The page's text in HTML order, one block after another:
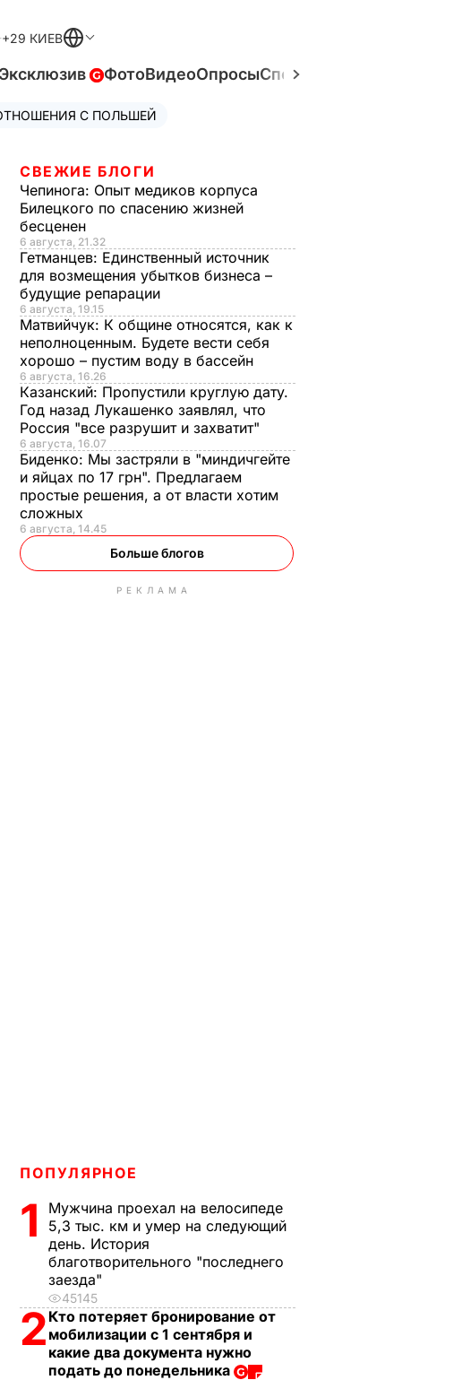
+29 КИЕВ
Эксклюзив ФотоВидеоОпросыСпецпроекты
С ПОЛЬШЕЙ
СВЕЖИЕ БЛОГИ
Чепинога: Опыт медиков корпуса
Билецкого по спасению жизней
бесценен
6 августа, 21.32
Гетманцев: Единственный источник
для возмещения убытков бизнеса –
будущие репарации
6 августа, 19.15
Матвийчук: К общине относятся, как к
неполноценным. Будете вести себя
хорошо – пустим воду в бассейн
6 августа, 16.26
Казанский: Пропустили круглую дату.
Год назад Лукашенко заявлял, что
Россия "все разрушит и захватит"
6 августа, 16.07
Биденко: Мы застряли в "миндичгейте
и яйцах по 17 грн". Предлагаем
простые решения, а от власти хотим
сложных
6 августа, 14.45
Больше блогов
РЕКЛАМА
ПОПУЛЯРНОЕ
1
Мужчина проехал на велосипеде
5,3 тыс. км и умер на следующий
день. История
благотворительного "последнего
заезда"
45145
2 Кто потеряет бронирование от
мобилизации с 1 сентября и
какие два документа нужно
подать до понедельника